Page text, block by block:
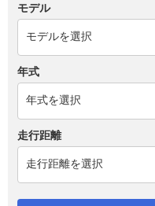
モデル
年式
走行距離